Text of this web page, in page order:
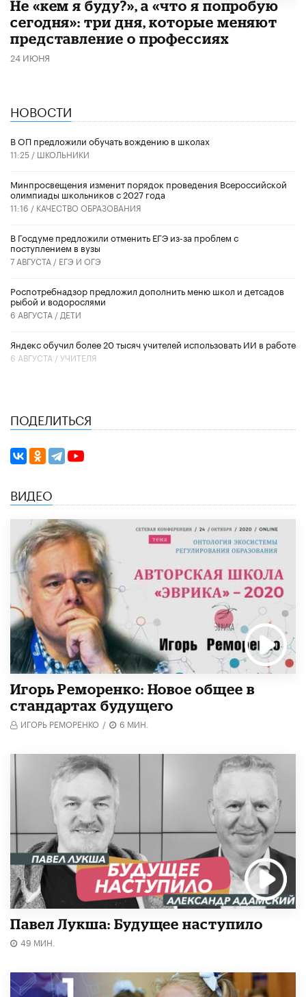
Не «кем я буду?», а «что я попробую
сегодня»: три дня, которые меняют
представление о профессиях
24 ИЮНЯ
НОВОСТИ
В ОП предложили обучать вождению в школах
11:25 / ШКОЛЬНИКИ
Минпросвещения изменит порядок проведения Всероссийской
олимпиады школьников с 2027 года
11:16 / КАЧЕСТВО ОБРАЗОВАНИЯ
В Госдуме предложили отменить ЕГЭ из-за проблем с
поступлением в вузы
7 АВГУСТА / ЕГЭ И ОГЭ
Роспотребнадзор предложил дополнить меню школ и детсадов
рыбой и водорослями
6 АВГУСТА / ДЕТИ
​Яндекс обучил более 20 тысяч учителей использовать ИИ в работе
6 АВГУСТА /УЧИТЕЛЯ
ПОДЕЛИТЬСЯ
ВИДЕО
Игорь Реморенко: Новое общее в
стандартах будущего
ИГОРЬ РЕМОРЕНКО / 6 МИН.
Павел Лукша: Будущее наступило
49 МИН.